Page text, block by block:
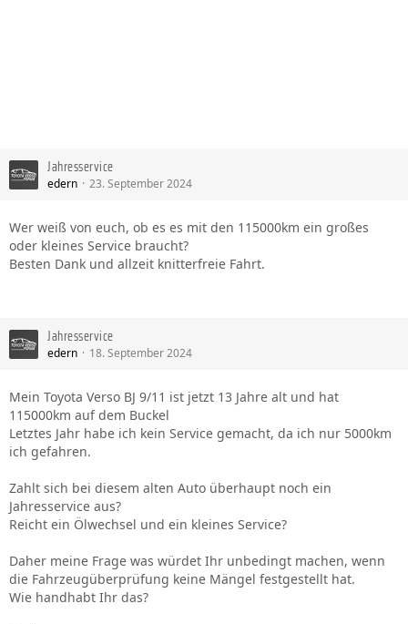
Jahresservice
edern 23. September 2024
Wer weiß von euch, ob es es mit den 115000km ein großes
oder kleines Service braucht?
Besten Dank und allzeit knitterfreie Fahrt.
Jahresservice
edern 18. September 2024
Mein Toyota Verso BJ 9/11 ist jetzt 13 Jahre alt und hat
115000km auf dem Buckel
Letztes Jahr habe ich kein Service gemacht, da ich nur 5000km
ich gefahren.
Zahlt sich bei diesem alten Auto überhaupt noch ein
Jahresservice aus?
Reicht ein Ölwechsel und ein kleines Service?
Daher meine Frage was würdet Ihr unbedingt machen, wenn
die Fahrzeugüberprüfung keine Mängel festgestellt hat.
Wie handhabt Ihr das?